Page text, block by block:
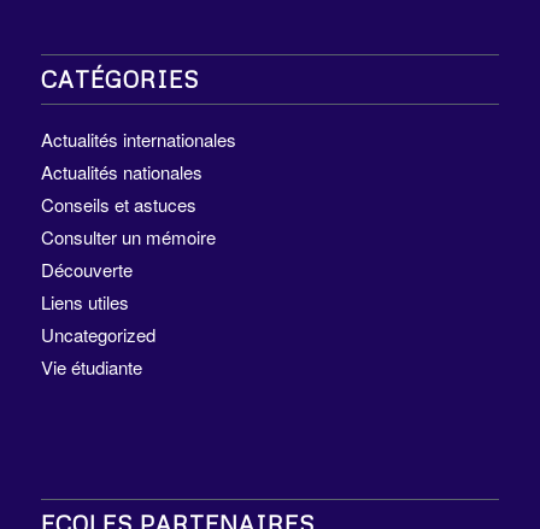
CATÉGORIES
Actualités internationales
Actualités nationales
Conseils et astuces
Consulter un mémoire
Découverte
Liens utiles
Uncategorized
Vie étudiante